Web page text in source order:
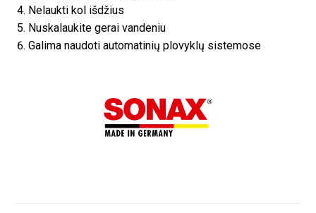
Nelaukti kol išdžius
Nuskalaukite gerai vandeniu
Galima naudoti automatinių plovyklų sistemose